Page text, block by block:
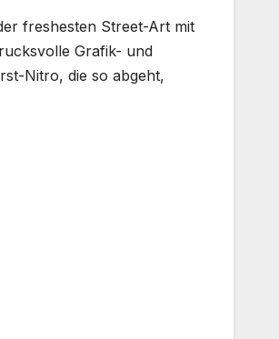
freshesten Street-Art mit
Grafik- und
Nitro, die so abgeht,